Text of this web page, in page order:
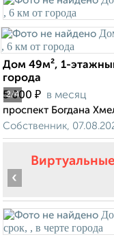
2/4
Дом 49м², 1-
города
5 000 ₽ в месяц
проспект Богдана
Собственник,
‹